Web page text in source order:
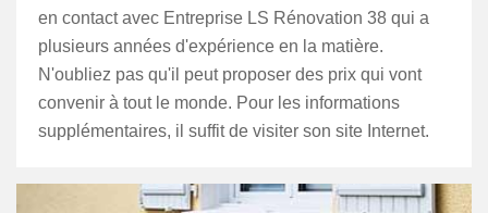
en contact avec Entreprise LS Rénovation 38 qui a
plusieurs années d'expérience en la matière.
N'oubliez pas qu'il peut proposer des prix qui vont
convenir à tout le monde. Pour les informations
supplémentaires, il suffit de visiter son site Internet.